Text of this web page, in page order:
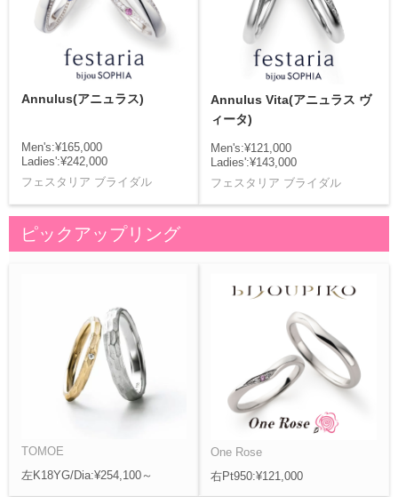
Annulus(アニュラス)
Men's:¥165,000
Ladies':¥242,000
フェスタリア ブライダル
Annulus Vita(アニュラス ヴ
ィータ)
Men's:¥121,000
Ladies':¥143,000
フェスタリア ブライダル
ピックアップリング
TOMOE
左K18YG/Dia:¥254,100～
One Rose
右Pt950:¥121,000